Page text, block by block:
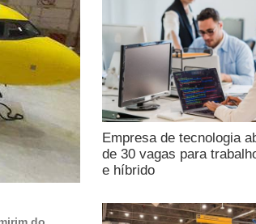
Empresa de tecnologia
de 30 vagas para
e híbrido